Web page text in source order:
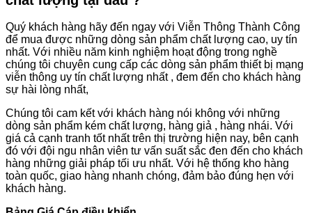
Quý khách hàng hãy đến ngay với Viễn Thông Thành Công
để mua được những dòng sản phẩm chất lượng cao, uy tín
nhất. Với nhiều năm kinh nghiệm hoạt động trong nghề
chúng tôi chuyên cung cấp các dòng sản phẩm thiết bị mạng
viễn thông uy tín chất lượng nhất , đem đến cho khách hàng
sự hài lòng nhất,
Chúng tôi cam kết với khách hàng nói không với những
dòng sản phẩm kém chất lượng, hàng giả , hàng nhái. Với
giá cả cạnh tranh tốt nhất trên thị trường hiện nay, bên cạnh
đó với đội ngu nhân viên tư vấn suất sắc đen đến cho khách
hàng những giải pháp tối ưu nhất. Với hệ thống kho hàng
toàn quốc, giao hàng nhanh chóng, đảm bảo đúng hẹn với
khách hàng.